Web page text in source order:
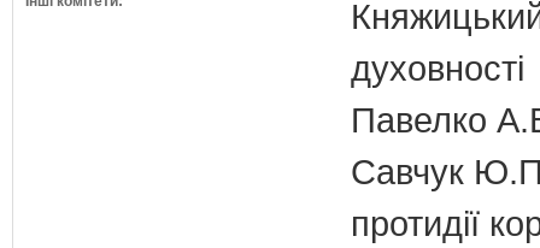
духовності
Павелко
Савчук Ю.П.
протидії